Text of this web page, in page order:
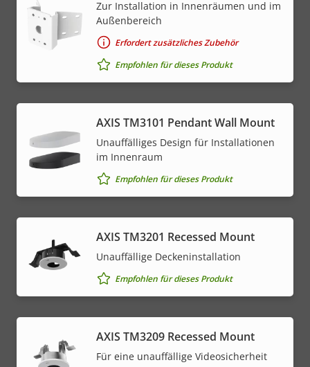
Zur Installation in Innenräumen und im
Außenbereich
Erfordert zusätzliches Zubehör
Empfohlen für dieses Produkt
AXIS TM3101 Pendant Wall Mount
Unauffälliges Design für Installationen
im Innenraum
Empfohlen für dieses Produkt
AXIS TM3201 Recessed Mount
Unauffällige Deckeninstallation
Empfohlen für dieses Produkt
AXIS TM3209 Recessed Mount
Für eine unauffällige Videosicherheit